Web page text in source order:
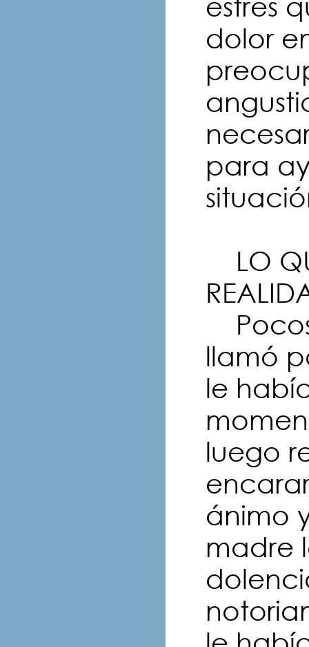
dolor
para
LO
llamó
le
luego
ánimo
madre